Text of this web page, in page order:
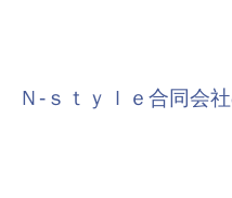
Ｎ‐ｓｔｙｌｅ合同会